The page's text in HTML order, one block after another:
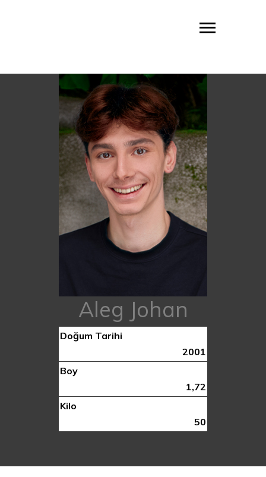
Aleg Johan
Doğum Tarihi
2001
Boy
1,72
Kilo
50